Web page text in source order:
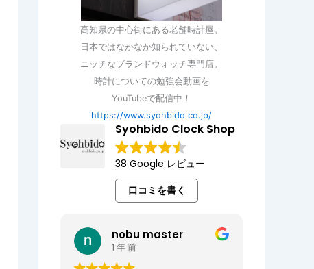
高知県の中心街にある老舗時計屋。
日本ではなかなか知られていない、
ニッチなブランドウォッチ専門店。
時計についての勉強会動画を
YouTubeで配信中！
https://www.syohbido.co.jp/
Syohbido Clock Shop
38 Google レビュー
口コミを書く
nobu master
1 年 前